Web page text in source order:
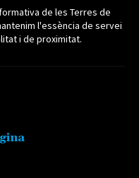
de les Terres de
l'essència de servei
i de proximitat.